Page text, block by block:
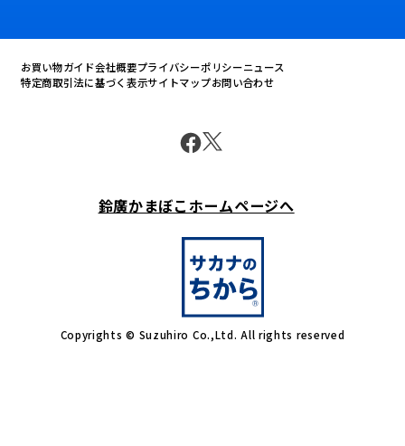
お買い物ガイド会社概要プライバシーポリシーニュース
特定商取引法に基づく表示サイトマップお問い合わせ
鈴廣かまぼこホームページへ
Copyrights © Suzuhiro Co.,Ltd. All rights reserved